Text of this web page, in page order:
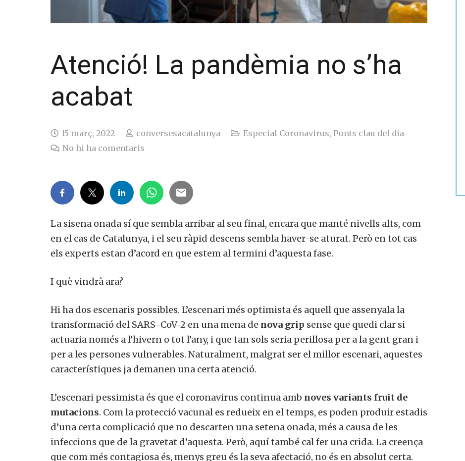
Atenció! La pandèmia no s’ha
acabat
15 març, 2022 conversesacatalunya Especial Coronavirus,Punts clau del dia
No hi ha comentaris
La sisena onada sí que sembla arribar al seu final, encara que manté nivells alts, com
en el cas de Catalunya, i el seu ràpid descens sembla haver-se aturat. Però en tot cas
els experts estan d’acord en que estem al termini d’aquesta fase.
I què vindrà ara?
Hi ha dos escenaris possibles. L’escenari més optimista és aquell que assenyala la
transformació del SARS-CoV-2 en una mena denova gripsense que quedi clar si
actuaria només a l’hivern o tot l’any, i que tan sols seria perillosa per a la gent gran i
per a les persones vulnerables. Naturalment, malgrat ser el millor escenari, aquestes
característiques ja demanen una certa atenció.
L’escenari pessimista és que el coronavirus continua ambnoves variants fruit de
mutacions. Com la protecció vacunal es redueix en el temps, es poden produir estadis
d’una certa complicació que no descarten una setena onada, més a causa de les
infeccions que de la gravetat d’aquesta. Però, aquí també cal fer una crida. La creença
que com més contagiosa és, menys greu és la seva afectació, no és en absolut certa.